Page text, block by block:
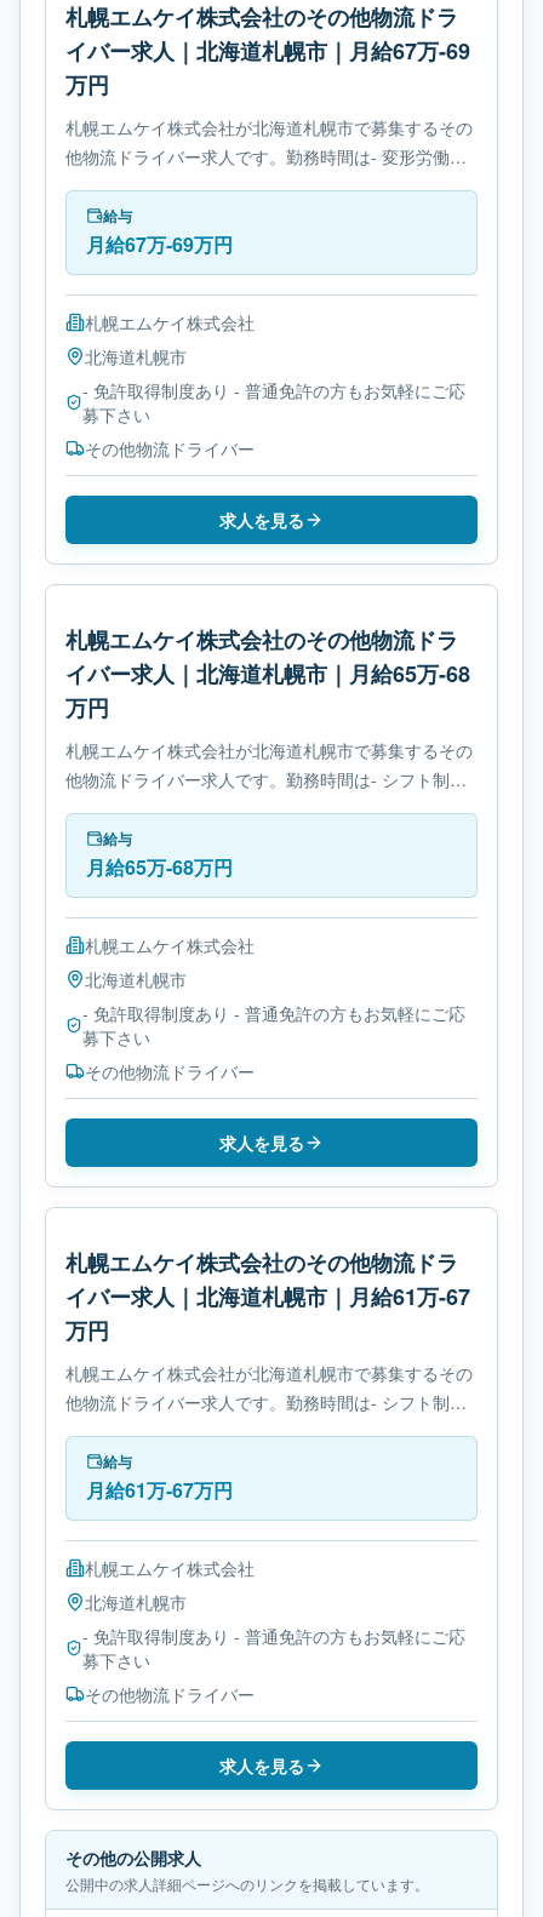
札幌エムケイ株式会社のその他物流ドラ
イバー求人｜北海道札幌市｜月給67万-69
万円
札幌エムケイ株式会社が北海道札幌市で募集するその
他物流ドライバー求人です。勤務時間は- 変形労働時
間制です。必要免許は- 免許取得制度ありです。
給与
月給67万-69万円
札幌エムケイ株式会社
北海道札幌市
- 免許取得制度あり - 普通免許の方もお気軽にご応
募下さい
その他物流ドライバー
求人を見る
札幌エムケイ株式会社のその他物流ドラ
イバー求人｜北海道札幌市｜月給65万-68
万円
札幌エムケイ株式会社が北海道札幌市で募集するその
他物流ドライバー求人です。勤務時間は- シフト制で
す。必要免許は- 免許取得制度ありです。
給与
月給65万-68万円
札幌エムケイ株式会社
北海道札幌市
- 免許取得制度あり - 普通免許の方もお気軽にご応
募下さい
その他物流ドライバー
求人を見る
札幌エムケイ株式会社のその他物流ドラ
イバー求人｜北海道札幌市｜月給61万-67
万円
札幌エムケイ株式会社が北海道札幌市で募集するその
他物流ドライバー求人です。勤務時間は- シフト制で
す。必要免許は- 免許取得制度ありです。
給与
月給61万-67万円
札幌エムケイ株式会社
北海道札幌市
- 免許取得制度あり - 普通免許の方もお気軽にご応
募下さい
その他物流ドライバー
求人を見る
その他の公開求人
公開中の求人詳細ページへのリンクを掲載しています。